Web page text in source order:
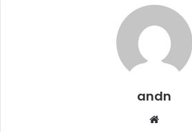
andn
Website